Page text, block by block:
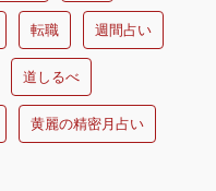
転職 週間占い
道しるべ
黄麗の精密月占い